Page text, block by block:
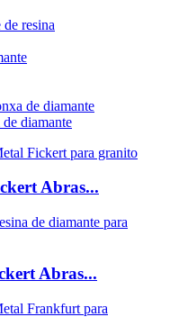
resina
de diamante
diamante
Abras...
Abras...